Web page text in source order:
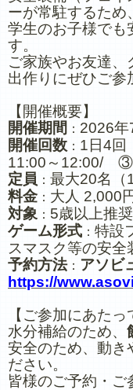
ーが常駐するため
学生のお子様でも
す。
ご家族やお友達
出作りにぜひご参
【開催概要】
開催期間 ： 2026年
開催回数 ： 1日4
11:00～12:00/
定員 ： 最大20名（
料金 ： 大人 2,000
対象 ： 5歳以上推
ゲーム形式 ： 特設
スマスク等の安全
予約方法： アソビ
https://
【ご参加にあたっ
水分補給のため、
安全のため、動き
ださい。
皆様のご予約・